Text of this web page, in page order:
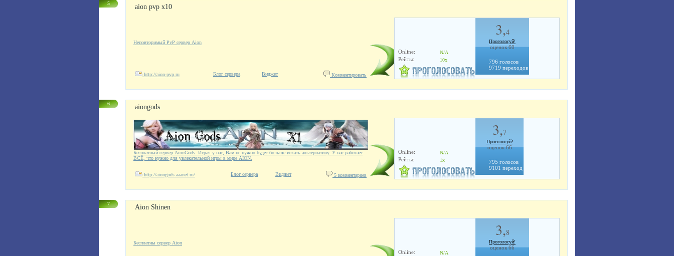
5 aion pvp x10
Неповторимый PvP сервер Aion
3,4
Проголосуй!
оценок 60
796 голосов
9719 переходов
Online: N/A
Рейты: 10x
http://aion-pvp.ru Блог сервера Виджет Комментировать
6 aiongods
Бесплатный сервер AionGods. Играя у нас, Вам не нужно будет больше искать альтернативу. У нас работает
ВСЁ, что нужно для увлекательной игры в мире AION.
3,7
Проголосуй!
оценок 66
795 голосов
9101 переход
Online: N/A
Рейты: 1x
http://aiongods.aaanet.ru/ Блог сервера Виджет 5 комментариев
7 Aion Shinen
Бесплатны сервер Aion
3,8
Проголосуй!
оценок 66
Online: N/A